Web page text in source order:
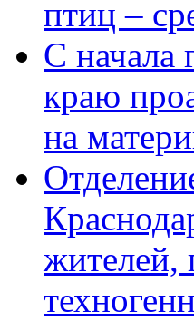
птиц –
С начала
краю
на
жителей,